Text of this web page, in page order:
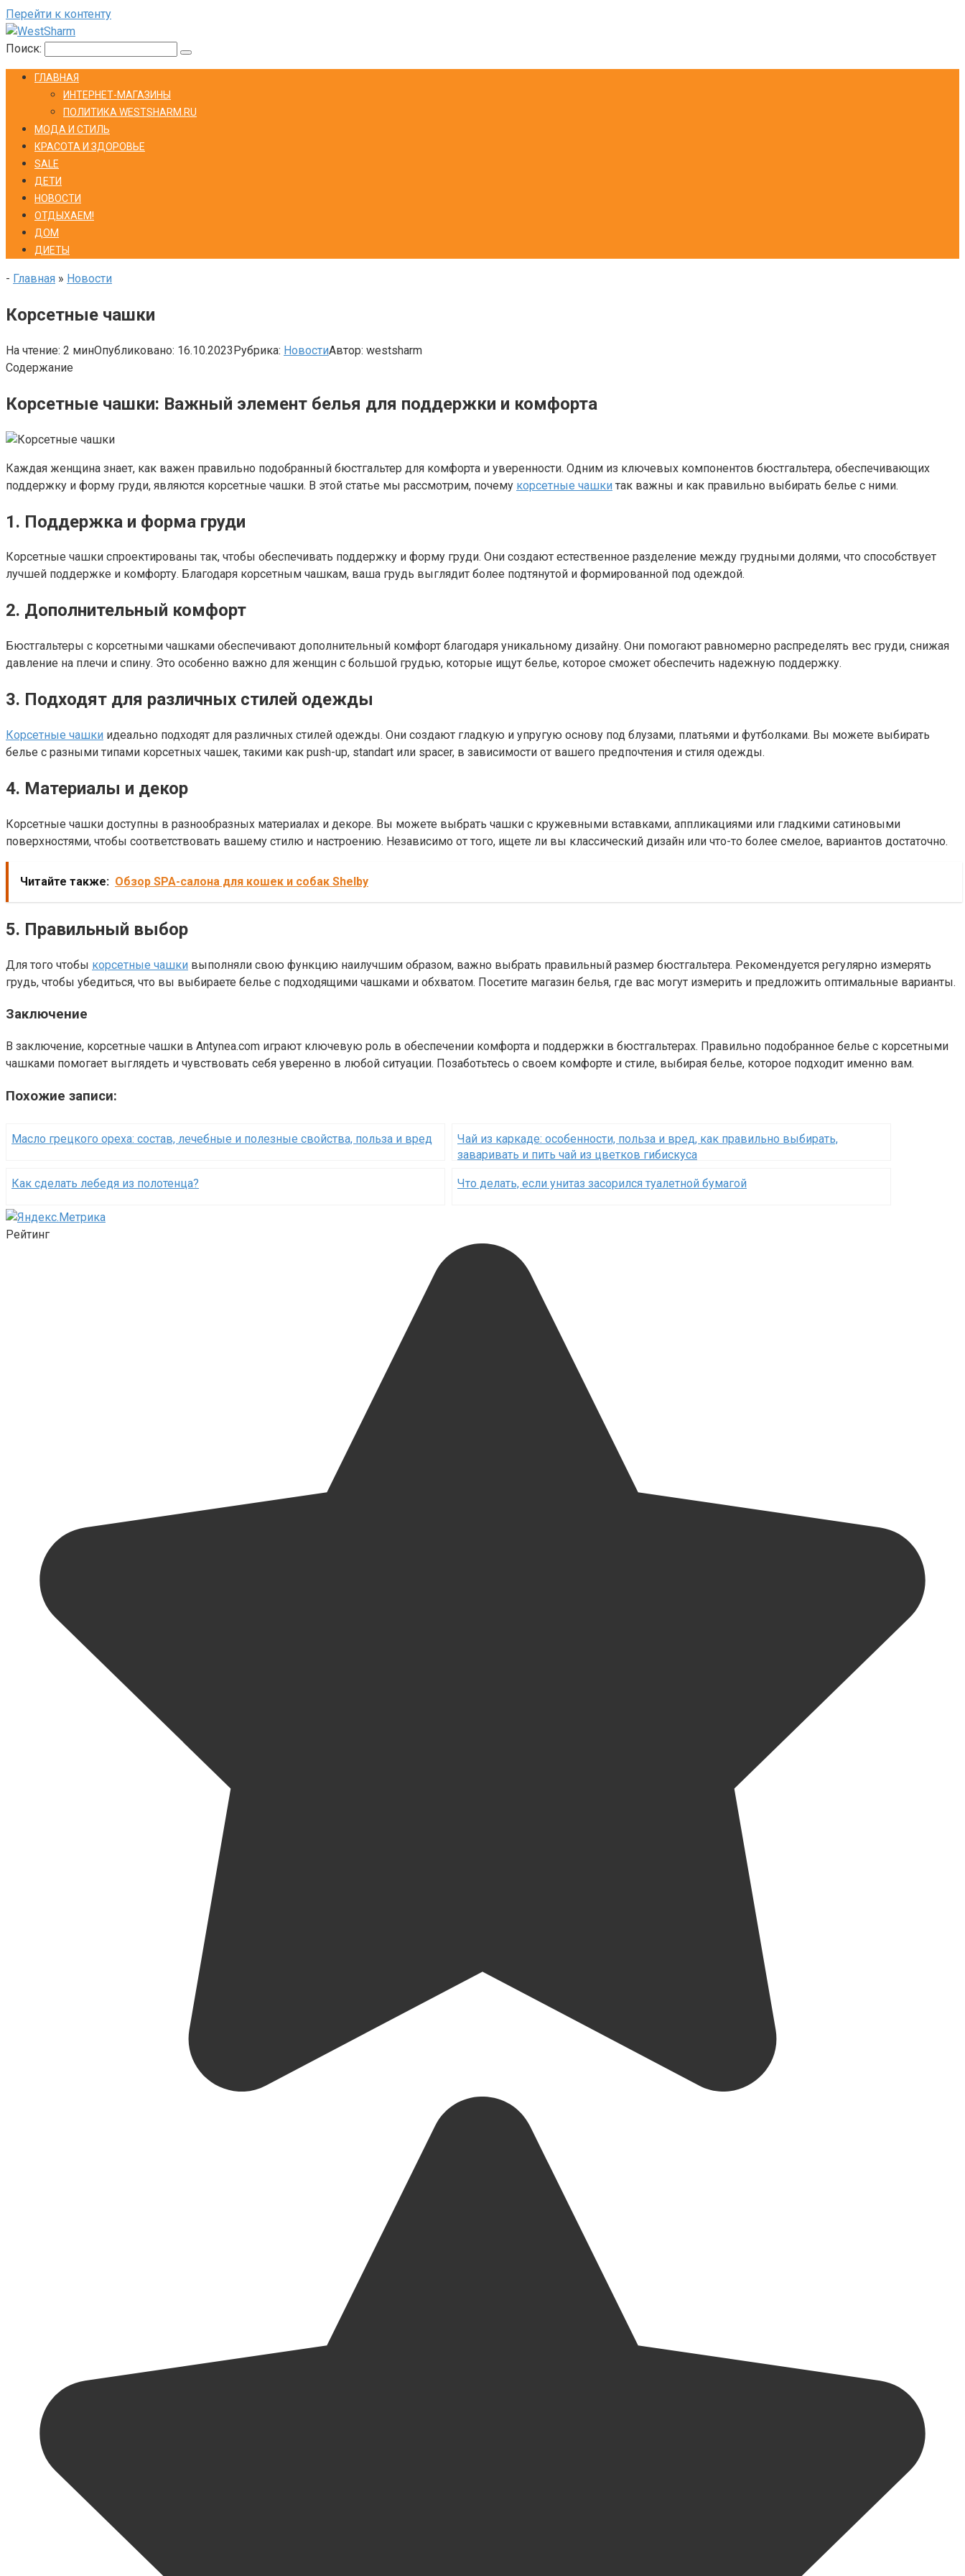
Перейти к контенту
Поиск:
ГЛАВНАЯ
ИНТЕРНЕТ-МАГАЗИНЫ
ПОЛИТИКА WESTSHARM.RU
МОДА И СТИЛЬ
КРАСОТА И ЗДОРОВЬЕ
SALE
ДЕТИ
НОВОСТИ
ОТДЫХАЕМ!
ДОМ
ДИЕТЫ
- Главная » Новости
Корсетные чашки
На чтение: 2 минОпубликовано: 16.10.2023Рубрика: НовостиАвтор: westsharm
Содержание
Корсетные чашки: Важный элемент белья для поддержки и комфорта
Каждая женщина знает, как важен правильно подобранный бюстгальтер для комфорта и уверенности. Одним из ключевых компонентов бюстгальтера, обеспечивающих
поддержку и форму груди, являются корсетные чашки. В этой статье мы рассмотрим, почему корсетные чашки так важны и как правильно выбирать белье с ними.
1. Поддержка и форма груди
Корсетные чашки спроектированы так, чтобы обеспечивать поддержку и форму груди. Они создают естественное разделение между грудными долями, что способствует
лучшей поддержке и комфорту. Благодаря корсетным чашкам, ваша грудь выглядит более подтянутой и формированной под одеждой.
2. Дополнительный комфорт
Бюстгальтеры с корсетными чашками обеспечивают дополнительный комфорт благодаря уникальному дизайну. Они помогают равномерно распределять вес груди, снижая
давление на плечи и спину. Это особенно важно для женщин с большой грудью, которые ищут белье, которое сможет обеспечить надежную поддержку.
3. Подходят для различных стилей одежды
Корсетные чашки идеально подходят для различных стилей одежды. Они создают гладкую и упругую основу под блузами, платьями и футболками. Вы можете выбирать
белье с разными типами корсетных чашек, такими как push-up, standart или spacer, в зависимости от вашего предпочтения и стиля одежды.
4. Материалы и декор
Корсетные чашки доступны в разнообразных материалах и декоре. Вы можете выбрать чашки с кружевными вставками, аппликациями или гладкими сатиновыми
поверхностями, чтобы соответствовать вашему стилю и настроению. Независимо от того, ищете ли вы классический дизайн или что-то более смелое, вариантов достаточно.
Читайте также: Обзор SPA-салона для кошек и собак Shelby
5. Правильный выбор
Для того чтобы корсетные чашки выполняли свою функцию наилучшим образом, важно выбрать правильный размер бюстгальтера. Рекомендуется регулярно измерять
грудь, чтобы убедиться, что вы выбираете белье с подходящими чашками и обхватом. Посетите магазин белья, где вас могут измерить и предложить оптимальные варианты.
Заключение
В заключение, корсетные чашки в Antynea.com играют ключевую роль в обеспечении комфорта и поддержки в бюстгальтерах. Правильно подобранное белье с корсетными
чашками помогает выглядеть и чувствовать себя уверенно в любой ситуации. Позаботьтесь о своем комфорте и стиле, выбирая белье, которое подходит именно вам.
Похожие записи:
Масло грецкого ореха: состав, лечебные и полезные свойства, польза и вред
Чай из каркаде: особенности, польза и вред, как правильно выбирать,
заваривать и пить чай из цветков гибискуса
Как сделать лебедя из полотенца? Что делать, если унитаз засорился туалетной бумагой
Рейтинг